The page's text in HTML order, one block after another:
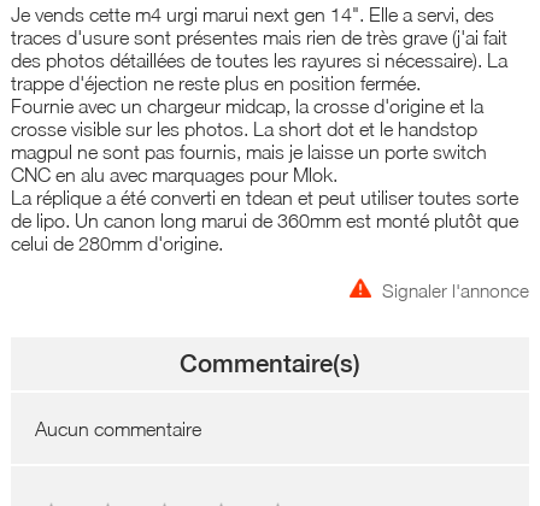
Je vends cette m4 urgi marui next gen 14". Elle a servi, des
traces d'usure sont présentes mais rien de très grave (j'ai fait
des photos détaillées de toutes les rayures si nécessaire). La
trappe d'éjection ne reste plus en position fermée.
Fournie avec un chargeur midcap, la crosse d'origine et la
crosse visible sur les photos. La short dot et le handstop
magpul ne sont pas fournis, mais je laisse un porte switch
CNC en alu avec marquages pour Mlok.
La réplique a été converti en tdean et peut utiliser toutes sorte
de lipo. Un canon long marui de 360mm est monté plutôt que
celui de 280mm d'origine.
Signaler l'annonce
Commentaire(s)
Aucun commentaire